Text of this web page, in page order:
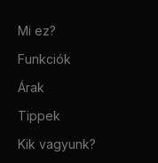
Mi ez?
Funkciók
Árak
Tippek
Kik vagyunk?